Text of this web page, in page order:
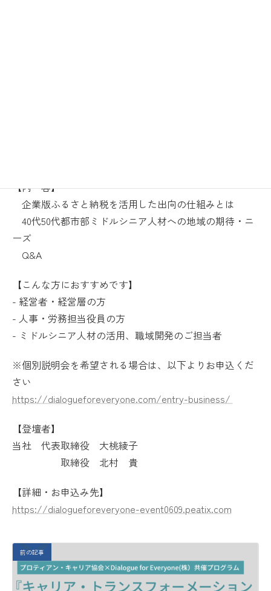
【内 容】
企業版ふるさと納税を活用した出向の仕組みとは
40代50代都市部ミドルシニア人材への地域の期待・ニ
ーズ
Q&A
【こんな方におすすめです】
- 経営者・経営層の方
- 人事・労務担当役員の方
- ミドルシニア人材の活用、職域開発のご担当者
※個別説明会を希望される場合は、以下よりお申込くだ
さい
https://dialogueforeveryone.com/entry-business/
【登壇者】
当社 代表取締役 大桃綾子
取締役 北村 貴
【詳細・お申込み先】
https://dialogueforeveryone-event0609.peatix.com
前の記事